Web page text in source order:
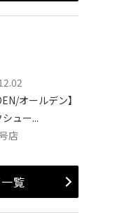
オールデン】
ュー...
店
覧